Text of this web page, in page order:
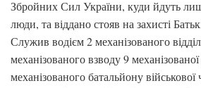
Збройних Сил України, куди йдуть
люди, та віддано стояв на захисті
Служив водієм 2 механізованого
механізованого взводу 9
механізованого батальйону